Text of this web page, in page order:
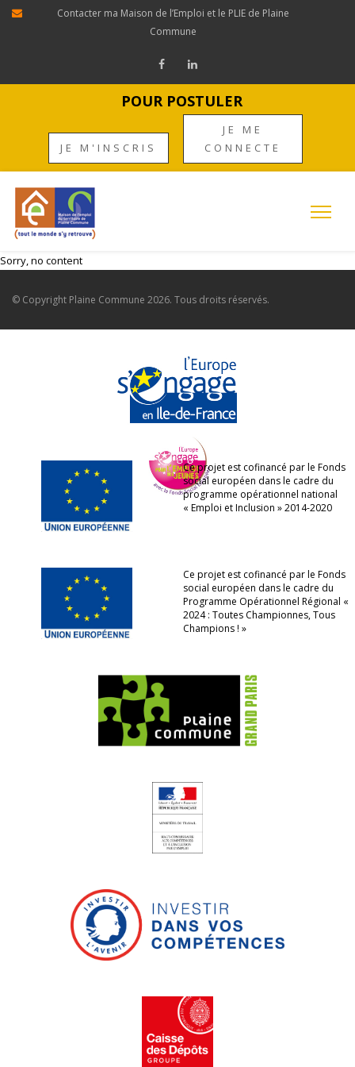
Contacter ma Maison de l’Emploi et le PLIE de Plaine
Commune
POUR POSTULER
JE M'INSCRIS
JE ME
CONNECTE
Sorry, no content
© Copyright Plaine Commune 2026. Tous droits réservés.
Ce projet est cofinancé par le Fonds
social européen dans le cadre du
programme opérationnel national
« Emploi et Inclusion » 2014-2020
Ce projet est cofinancé par le Fonds
social européen dans le cadre du
Programme Opérationnel Régional «
2024 : Toutes Championnes, Tous
Champions ! »